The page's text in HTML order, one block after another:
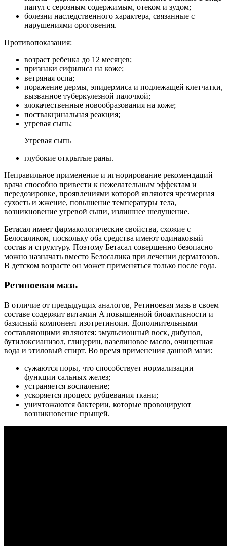
папул с серозным содержимым, отеком и зудом;
болезни наследственного характера, связанные с
нарушениями ороговения.
Противопоказания:
возраст ребенка до 12 месяцев;
признаки сифилиса на коже;
ветряная оспа;
поражение дермы, эпидермиса и подлежащей клетчатки,
вызванное туберкулезной палочкой;
злокачественные новообразования на коже;
поствакцинальная реакция;
угревая сыпь;
Угревая сыпь
глубокие открытые раны.
Неправильное применение и игнорирование рекомендаций
врача способно привести к нежелательным эффектам и
передозировке, проявлениями которой являются чрезмерная
сухость и жжение, повышение температуры тела,
возникновение угревой сыпи, излишнее шелушение.
Бетасал имеет фармакологические свойства, схожие с
Белосаликом, поскольку оба средства имеют одинаковый
состав и структуру. Поэтому Бетасал совершенно безопасно
можно назначать вместо Белосалика при лечении дерматозов.
В детском возрасте он может применяться только после года.
Ретиноевая мазь
В отличие от предыдущих аналогов, Ретиноевая мазь в своем
составе содержит витамин A повышенной биоактивности и
базисный компонент изотретиноин. Дополнительными
составляющими являются: эмульсионный воск, дибунол,
бутилоксианизол, глицерин, вазелиновое масло, очищенная
вода и этиловый спирт. Во время применения данной мази:
сужаются поры, что способствует нормализации
функции сальных желез;
устраняется воспаление;
ускоряется процесс рубцевания ткани;
уничтожаются бактерии, которые провоцируют
возникновение прыщей.